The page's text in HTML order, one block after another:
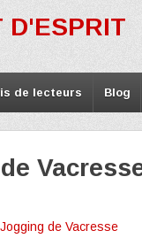
D'ESPRIT
de lecteurs Blog
de Vacresse